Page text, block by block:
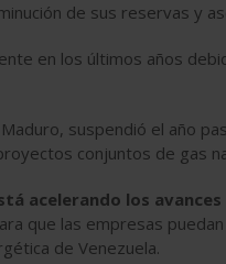
de sus reservas y
en los últimos años
suspendió el año
conjuntos de gas
acelerando los
que las empresas
de Venezuela.